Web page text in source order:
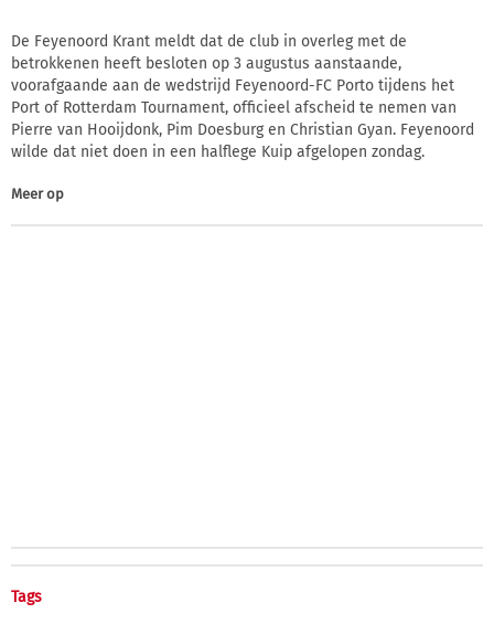
De Feyenoord Krant meldt dat de club in overleg met de
betrokkenen heeft besloten op 3 augustus aanstaande,
voorafgaande aan de wedstrijd Feyenoord-FC Porto tijdens het
Port of Rotterdam Tournament, officieel afscheid te nemen van
Pierre van Hooijdonk, Pim Doesburg en Christian Gyan. Feyenoord
wilde dat niet doen in een halflege Kuip afgelopen zondag.
Meer op
Tags